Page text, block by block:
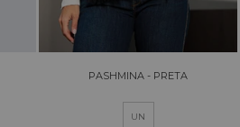
PASHMINA - PRETA
UN